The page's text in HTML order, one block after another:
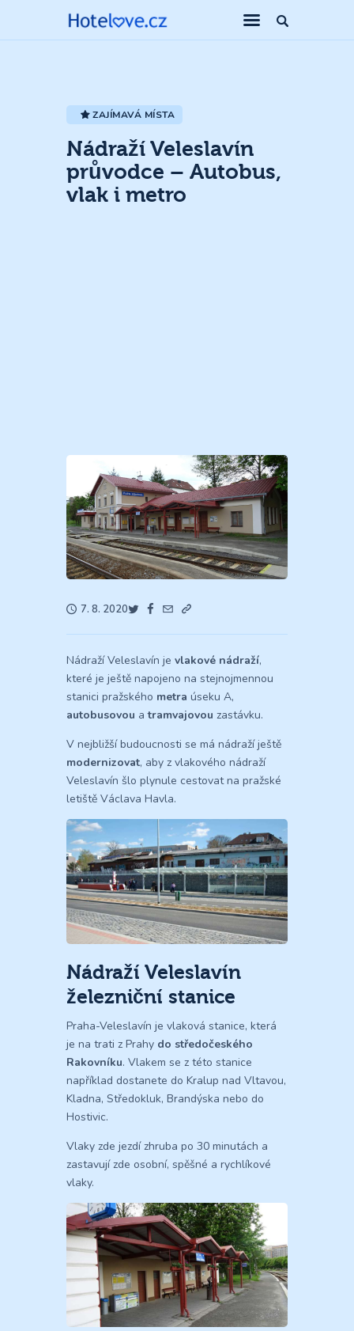
ZAJÍMAVÁ MÍSTA
Nádraží Veleslavín
průvodce – Autobus,
vlak i metro
7. 8. 2020
Nádraží Veleslavín je vlakové nádraží,
které je ještě napojeno na stejnojmennou
stanici pražského metra úseku A,
autobusovou atramvajovou zastávku.
V nejbližší budoucnosti se má nádraží ještě
modernizovat, aby z vlakového nádraží
Veleslavín šlo plynule cestovat na pražské
letiště Václava Havla.
Nádraží Veleslavín
železniční stanice
Praha-Veleslavín je vlaková stanice, která
je na trati z Prahy do středočeského
Rakovníku. Vlakem se z této stanice
například dostanete do Kralup nad Vltavou,
Kladna, Středokluk, Brandýska nebo do
Hostivic.
Vlaky zde jezdí zhruba po 30 minutách a
zastavují zde osobní, spěšné a rychlíkové
vlaky.